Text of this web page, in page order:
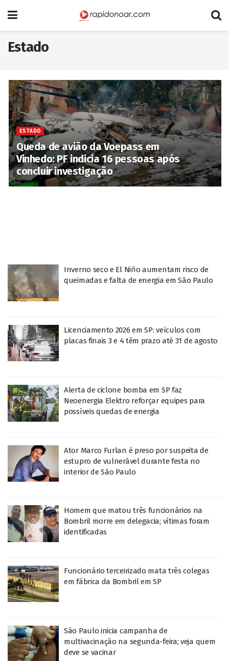
Estado
ESTADO
Queda de avião da Voepass em
Vinhedo: PF indicia 16 pessoas após
concluir investigação
Inverno seco e El Niño aumentam risco de
queimadas e falta de energia em São Paulo
Licenciamento 2026 em SP: veículos com
placas finais 3 e 4 têm prazo até 31 de agosto
Alerta de ciclone bomba em SP faz
Neoenergia Elektro reforçar equipes para
possíveis quedas de energia
Ator Marco Furlan é preso por suspeita de
estupro de vulnerável durante festa no
interior de São Paulo
Homem que matou três funcionários na
Bombril morre em delegacia; vítimas foram
identificadas
Funcionário terceirizado mata três colegas
em fábrica da Bombril em SP
São Paulo inicia campanha de
multivacinação na segunda-feira; veja quem
deve se vacinar